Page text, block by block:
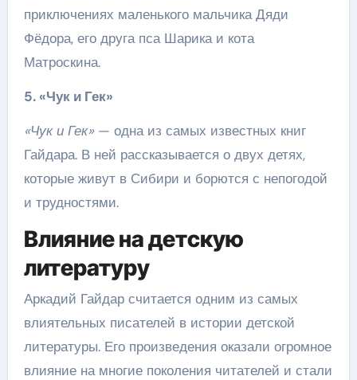
приключениях маленького мальчика Дяди
Фёдора, его друга пса Шарика и кота
Матроскина.
5. «Чук и Гек»
«Чук и Гек»— одна из самых известных книг
Гайдара. В ней рассказывается о двух детях,
которые живут в Сибири и борются с непогодой
и трудностями.
Влияние на детскую
литературу
Аркадий Гайдар считается одним из самых
влиятельных писателей в истории детской
литературы. Его произведения оказали огромное
влияние на многие поколения читателей и стали